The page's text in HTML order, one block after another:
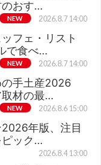
のおす…
NEW 2026.8.7 14:00
フェ・リスト
で食べ…
NEW 2026.8.7 14:00
の手土産2026
取材の最…
NEW 2026.8.6 15:00
年版、注目
ピック…
2026.8.4 13:00